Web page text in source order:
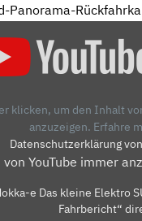
Panorama-
klicken, um den Inhalt
anzuzeigen. Erfahre
Datenschutzerklärung
YouTube immer
e Das kleine Elektro
Fahrbericht“